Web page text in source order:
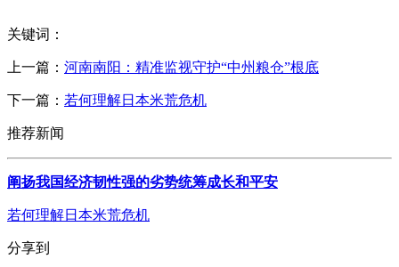
关键词：
上一篇： 河南南阳：精准监视守护“中州粮仓”根底
下一篇： 若何理解日本米荒危机
推荐新闻
阐扬我国经济韧性强的劣势统筹成长和平安
若何理解日本米荒危机
分享到